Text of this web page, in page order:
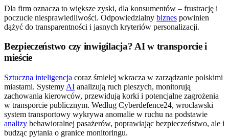
Dla firm oznacza to większe zyski, dla konsumentów – frustrację i
poczucie niesprawiedliwości. Odpowiedzialny biznes powinien
dążyć do transparentności i jasnych kryteriów personalizacji.
Bezpieczeństwo czy inwigilacja? AI w transporcie i
mieście
Sztuczna inteligencja coraz śmielej wkracza w zarządzanie polskimi
miastami. Systemy AI analizują ruch pieszych, monitorują
zachowania kierowców, przewidują korki i potencjalne zagrożenia
w transporcie publicznym. Według Cyberdefence24, wrocławski
system transportowy wykrywa anomalie w ruchu na podstawie
analizy behawioralnej pasażerów, poprawiając bezpieczeństwo, ale i
budząc pytania o granice monitoringu.